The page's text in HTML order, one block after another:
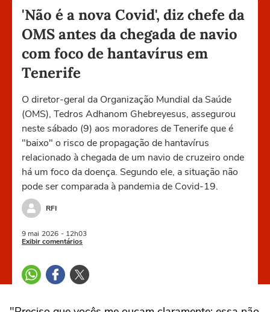
'Não é a nova Covid', diz chefe da
OMS antes da chegada de navio
com foco de hantavírus em
Tenerife
O diretor-geral da Organização Mundial da Saúde
(OMS), Tedros Adhanom Ghebreyesus, assegurou
neste sábado (9) aos moradores de Tenerife que é
"baixo" o risco de propagação de hantavírus
relacionado à chegada de um navio de cruzeiro onde
há um foco da doença. Segundo ele, a situação não
pode ser comparada à pandemia de Covid-19.
RFI
9 mai 2026 - 12h03
Exibir comentários